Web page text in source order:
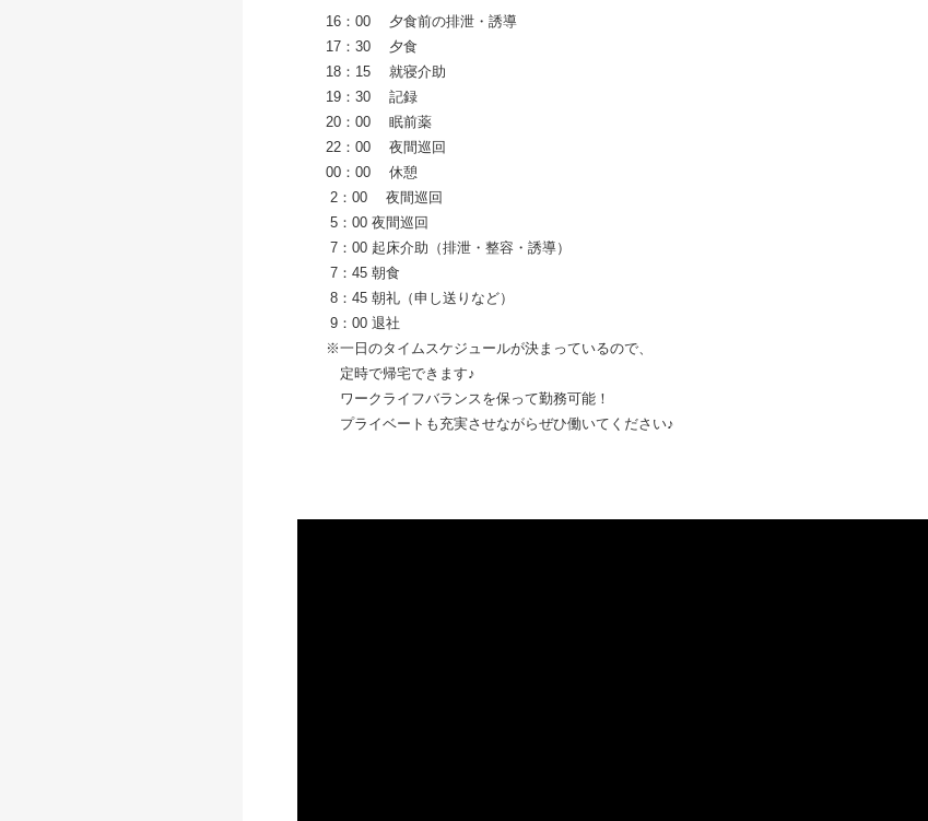
16：00 夕食前の排泄・誘導
17：30 夕食
18：15 就寝介助
19：30 記録
20：00 眠前薬
22：00 夜間巡回
00：00 休憩
2：00 夜間巡回
5：00 夜間巡回
7：00 起床介助（排泄・整容・誘導）
7：45 朝食
8：45 朝礼（申し送りなど）
9：00 退社
※一日のタイムスケジュールが決まっているので、
定時で帰宅できます♪
ワークライフバランスを保って勤務可能！
プライベートも充実させながらぜひ働いてください♪